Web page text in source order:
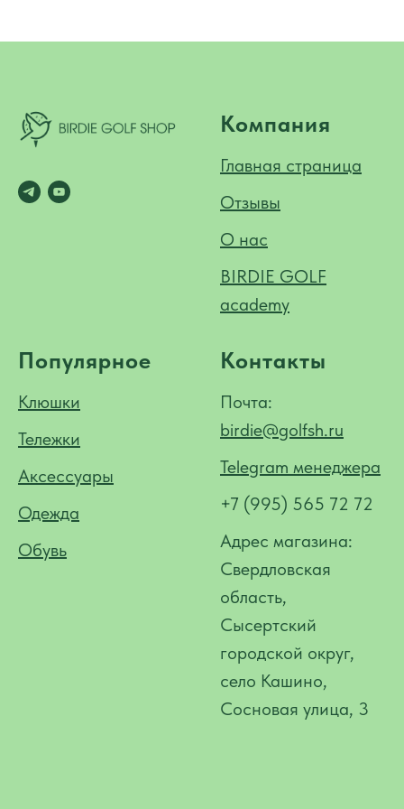
Компания
Главная страница
Отзывы
О нас
BIRDIE GOLF
academy
Популярное
Клюшки
Тележки
Аксессуары
Одежда
Обувь
Контакты
Почта:
birdie@golfsh.ru
Telegram менеджера
+7 (995) 565 72 72
Адрес магазина:
Свердловская
область,
Сысертский
городской округ,
село Кашино,
Сосновая улица, 3